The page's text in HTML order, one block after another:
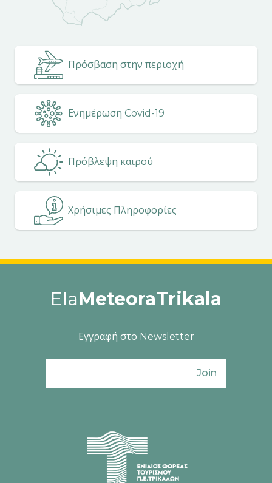
Πρόσβαση στην περιοχή
Ενημέρωση Covid-19
Πρόβλεψη καιρού
Χρήσιμες Πληροφορίες
ElaMeteoraTrikala
Εγγραφή στο Newsletter
Join